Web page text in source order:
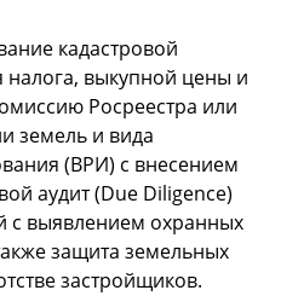
кадастровой
налога, выкупной цены и
Росреестра или
земель и вида
(ВРИ) с внесением
аудит (Due Diligence)
с выявлением охранных
защита земельных
застройщиков.